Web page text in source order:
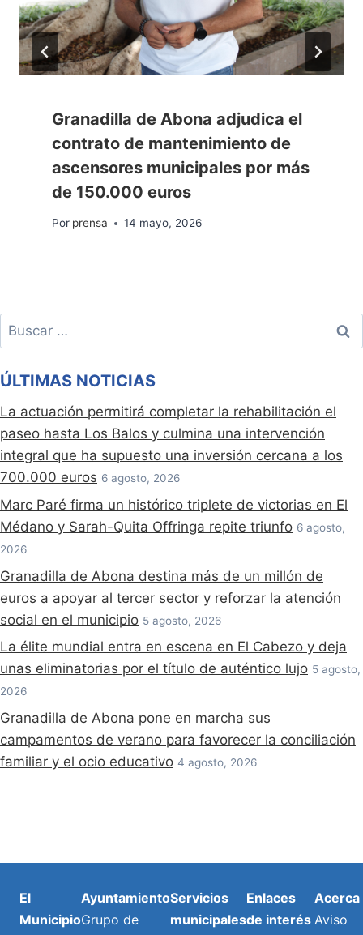
Granadilla de Abona adjudica el
contrato de mantenimiento de
ascensores municipales por más
de 150.000 euros
Por prensa 14 mayo, 2026
Buscar:
ÚLTIMAS NOTICIAS
La actuación permitirá completar la rehabilitación el
paseo hasta Los Balos y culmina una intervención
integral que ha supuesto una inversión cercana a los
700.000 euros 6 agosto, 2026
Marc Paré firma un histórico triplete de victorias en El
Médano y Sarah-Quita Offringa repite triunfo 6 agosto,
2026
Granadilla de Abona destina más de un millón de
euros a apoyar al tercer sector y reforzar la atención
social en el municipio 5 agosto, 2026
La élite mundial entra en escena en El Cabezo y deja
unas eliminatorias por el título de auténtico lujo 5 agosto,
2026
Granadilla de Abona pone en marcha sus
campamentos de verano para favorecer la conciliación
familiar y el ocio educativo 4 agosto, 2026
El
Municipio
Ayuntamiento
Grupo de
Servicios
municipales
Enlaces
de interés
Acerca
Aviso